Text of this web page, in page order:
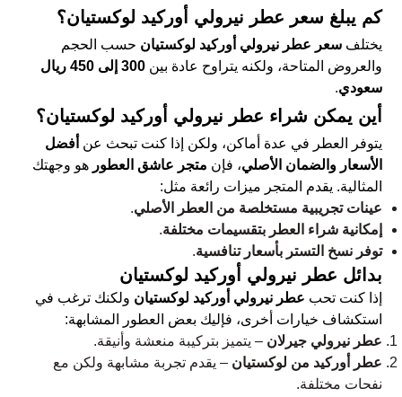
كم يبلغ سعر عطر نيرولي أوركيد لوكستيان؟
يختلف سعر عطر نيرولي أوركيد لوكستيان حسب الحجم
والعروض المتاحة، ولكنه يتراوح عادة بين
300 إلى 450 ريال
سعودي.
أين يمكن شراء عطر نيرولي أوركيد لوكستيان؟
يتوفر العطر في عدة أماكن، ولكن إذا كنت تبحث عن أفضل
الأسعار والضمان الأصلي، فإن متجر عاشق العطور هو وجهتك
المثالية. يقدم المتجر ميزات رائعة مثل:
عينات تجريبية مستخلصة من العطر الأصلي.
إمكانية شراء العطر بتقسيمات مختلفة.
توفر نسخ التستر بأسعار تنافسية.
بدائل عطر نيرولي أوركيد لوكستيان
إذا كنت تحب عطر نيرولي أوركيد لوكستيان ولكنك ترغب في
استكشاف خيارات أخرى، فإليك بعض العطور المشابهة:
عطر نيرولي جيرلان – يتميز بتركيبة منعشة وأنيقة.
عطر أوركيد من لوكستيان – يقدم تجربة مشابهة ولكن مع
نفحات مختلفة.